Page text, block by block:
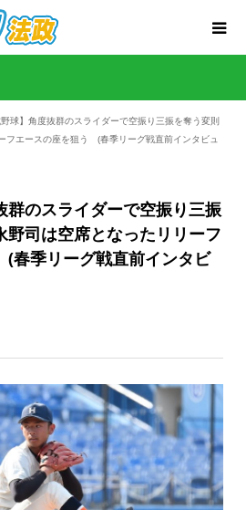
野球】角度抜群のスライダーで空振り三振を奪う変則
フエースの座を狙う (春季リーグ戦直前インタビュ
群のスライダーで空振り三振
野司は空席となったリリーフ
春季リーグ戦直前インタビ